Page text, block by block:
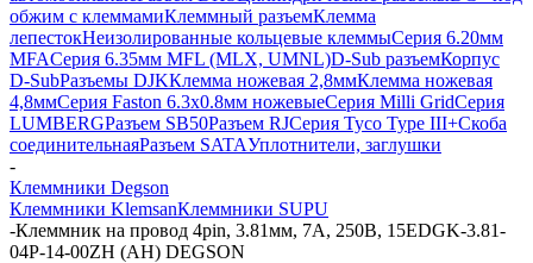
обжим с клеммамиКлеммный разъемКлемма
лепестокНеизолированные кольцевые клеммыСерия 6.20мм
MFAСерия 6.35мм MFL (MLX, UMNL)D-Sub разъемКорпус
D-SubРазъемы DJKКлемма ножевая 2,8ммКлемма ножевая
4,8ммСерия Faston 6.3х0.8мм ножевыеСерия Milli GridСерия
LUMBERGРазъем SB50Разъем RJСерия Tyco Type III+Скоба
соединительнаяРазъем SATAУплотнители, заглушки
-
Клеммники Degson
Клеммники KlemsanКлеммники SUPU
-Клеммник на провод 4pin, 3.81мм, 7А, 250В, 15EDGK-3.81-
04P-14-00ZH (AH) DEGSON